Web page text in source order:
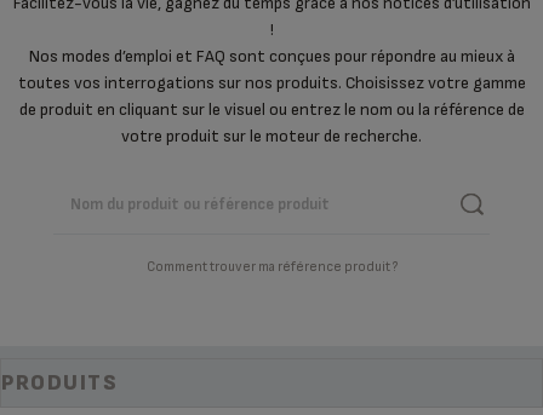
!
Nos modes d’emploi et FAQ sont conçues pour répondre au mieux à
toutes vos interrogations sur nos produits. Choisissez votre gamme
de produit en cliquant sur le visuel ou entrez le nom ou la référence de
votre produit sur le moteur de recherche.
Comment trouver ma référence produit ?
PRODUITS